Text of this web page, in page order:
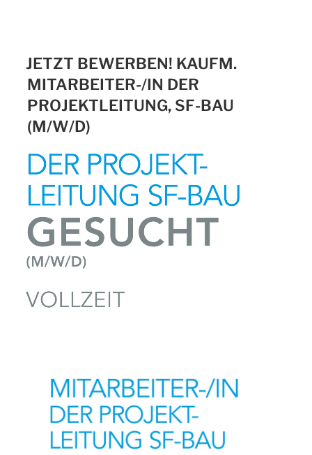
JETZT BEWERBEN! KAUFM.
MITARBEITER-/IN DER
PROJEKTLEITUNG, SF-BAU
(M/W/D)